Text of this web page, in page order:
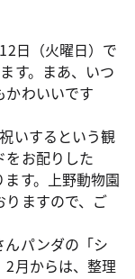
日（火曜日）で
す。まあ、いつ
かわいいです
いするという観
をお配りした
す。上野動物園
りますので、ご
んパンダの「シ
2月からは、整理